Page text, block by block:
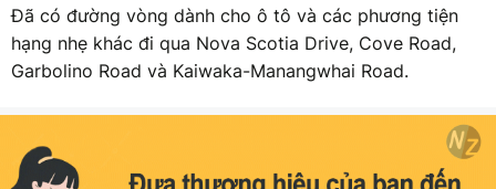
Đã có đường vòng dành cho ô tô và các phương tiện
hạng nhẹ khác đi qua Nova Scotia Drive, Cove Road,
Garbolino Road và Kaiwaka-Manangwhai Road.